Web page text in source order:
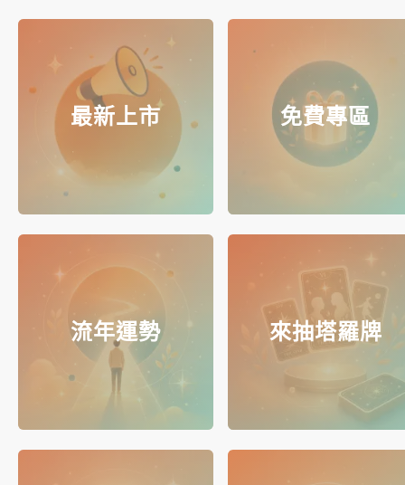
最新上市 免費專區
流年運勢 來抽塔羅牌